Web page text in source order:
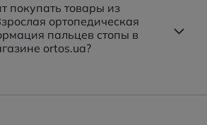
покупать товары из
ортопедическая
пальцев стопы в
ortos.ua?